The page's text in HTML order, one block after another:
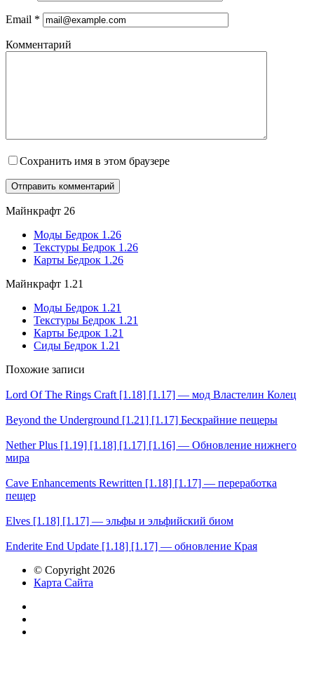
Email *
Комментарий
Сохранить имя в этом браузере
Майнкрафт 26
Моды Бедрок 1.26
Текстуры Бедрок 1.26
Карты Бедрок 1.26
Майнкрафт 1.21
Моды Бедрок 1.21
Текстуры Бедрок 1.21
Карты Бедрок 1.21
Сиды Бедрок 1.21
Похожие записи
Lord Of The Rings Craft [1.18] [1.17] — мод Властелин Колец
Beyond the Underground [1.21] [1.17] Бескрайние пещеры
Nether Plus [1.19] [1.18] [1.17] [1.16] — Обновление нижнего
мира
Cave Enhancements Rewritten [1.18] [1.17] — переработка
пещер
Elves [1.18] [1.17] — эльфы и эльфийский биом
Enderite End Update [1.18] [1.17] — обновление Края
© Copyright 2026
Карта Сайта